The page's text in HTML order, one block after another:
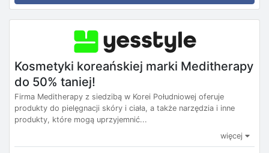
Kosmetyki koreańskiej marki Meditherapy
do 50% taniej!
Firma Meditherapy z siedzibą w Korei Południowej oferuje
produkty do pielęgnacji skóry i ciała, a także narzędzia i inne
produkty, które mogą uprzyjemnić...
więcej